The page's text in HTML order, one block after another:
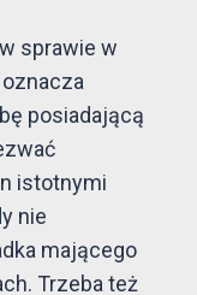
sprawie w
posiadającą
istotnymi
nie
mającego
Trzeba też